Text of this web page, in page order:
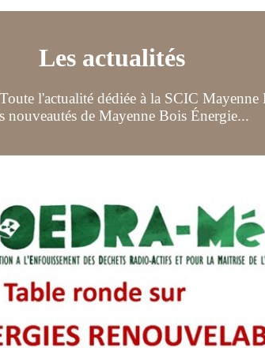
Les actualités
l'actualité dédiée à la SCIC
nouveautés de Mayenne Bois Énergie...